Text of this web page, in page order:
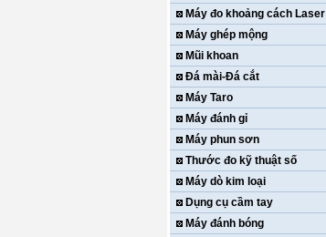
Máy đo khoảng cách Laser
Máy ghép mộng
Mũi khoan
Đá mài-Đá cắt
Máy Taro
Máy đánh gỉ
Máy phun sơn
Thước đo kỹ thuật số
Máy dò kim loại
Dụng cụ cầm tay
Máy đánh bóng